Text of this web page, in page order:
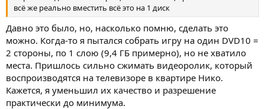
всё же реально вместить всё это на 1 диск, данные могут так
сжаться? Но не исключено то, что в диске с озона могли что-то
перекодировать или вырезать. Что думаете?
всё же реально вместить всё это на 1 диск
Давно это было, но, насколько помню, сделать это
можно. Когда-то я пытался собрать игру на один DVD10 =
2 стороны, по 1 слою (9,4 ГБ примерно), но не хватило
места. Пришлось сильно сжимать видеоролик, который
воспроизводятся на телевизоре в квартире Нико.
Кажется, я уменьшил их качество и разрешение
практически до минимума.